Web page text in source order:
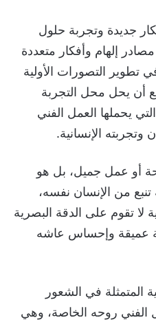
جديدة وتجربة حلول
إلهام وأفكار متعددة
التصورات الأولية
أن يحل محل التجربة
يحملها العمل الفني
وتجربته الإنسانية.
أو عمل جميل، بل هو
من الإنسان نفسه،
لا تقوم على الدقة البصرية
عميقة وإحساس عاشه
المتمثلة في الشعور
الفني روحه الخاصة، وهي